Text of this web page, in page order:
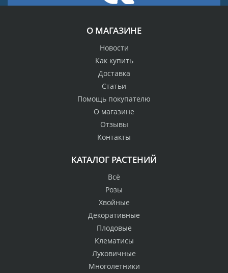
О МАГАЗИНЕ
Новости
Как купить
Доставка
Статьи
Помощь покупателю
О магазине
Отзывы
Контакты
КАТАЛОГ РАСТЕНИЙ
Всё
Розы
Хвойные
Декоративные
Плодовые
Клематисы
Луковичные
Многолетники